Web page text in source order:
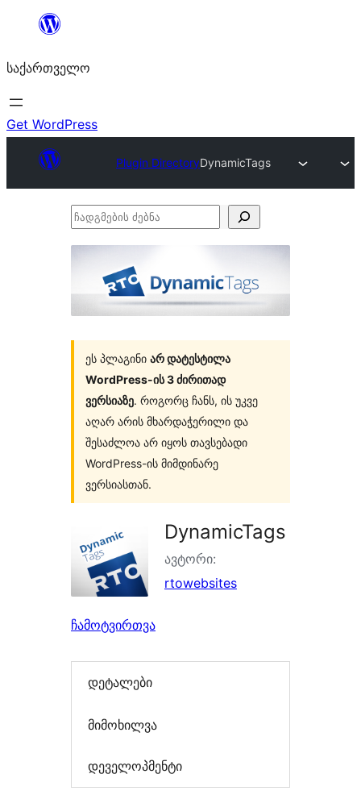
შიგთავსზე
საქართველო
Get WordPress
Plugin DirectoryDynamicTags
ჩადგმების
ეს პლაგინი არ დატესტილა
WordPress-ის 3 ძირითად
ვერსიაზე. როგორც ჩანს, ის უკვე
აღარ არის მხარდაჭერილი და
შესაძლოა არ იყოს თავსებადი
WordPress-ის მიმდინარე
ვერსიასთან.
DynamicTags
ავტორი:
rtowebsites
ჩამოტვირთვა
დეტალები
მიმოხილვა
დეველოპმენტი